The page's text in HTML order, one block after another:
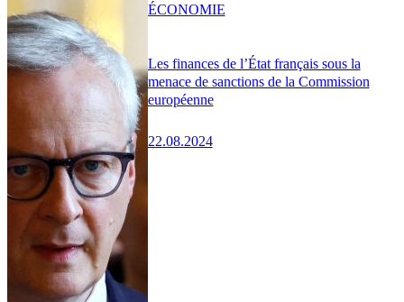
Les finances de l’État français sous la
menace de sanctions de la Commission
européenne
22.08.2024
ÉCONOMIE